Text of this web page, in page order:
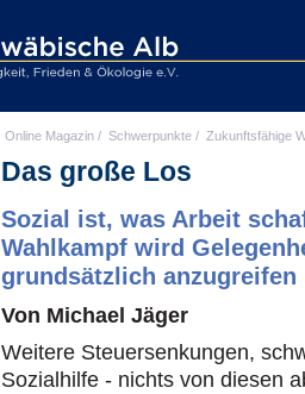
Online Magazin / Schwerpunkte / Zukunftsfähige
Das große Los
Sozial ist, was Arbeit
Wahlkampf wird
grundsätzlich anzugreifen
Von Michael Jäger
Weitere Steuersenkungen,
Sozialhilfe - nichts von diesen